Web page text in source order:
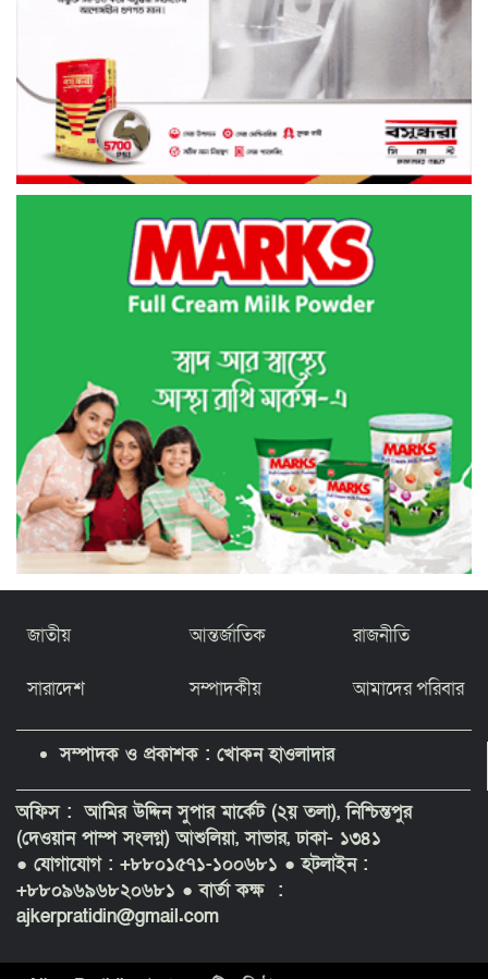
জাতীয় আন্তর্জাতিক রাজনীতি
সারাদেশ সম্পাদকীয় আমাদের পরিবার
সম্পাদক ও প্রকাশক : খোকন হাওলাদার
অফিস : আমির উদ্দিন সুপার মার্কেট (২য় তলা), নিশ্চিন্তপুর
(দেওয়ান পাম্প সংলগ্ন) আশুলিয়া, সাভার, ঢাকা- ১৩৪১
● যোগাযোগ : +৮৮০১৫৭১-১০০৬৮১ ● হটলাইন :
+৮৮০৯৬৯৬৮২০৬৮১ ● বার্তা কক্ষ :
ajkerpratidin@gmail.com